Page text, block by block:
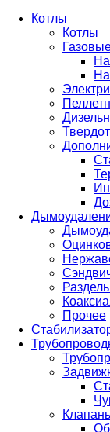
Котлы
Котлы
Прочее